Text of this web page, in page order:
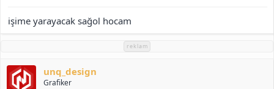
işime yarayacak sağol hocam
reklam
unq_design
Grafiker